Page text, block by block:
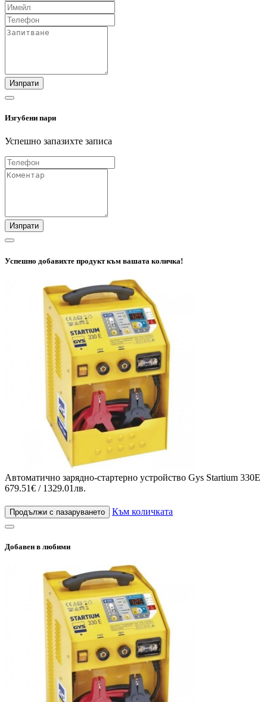
Изпрати
Изгубени пари
Успешно запазихте записа
Изпрати
Успешно добавихте продукт към вашата количка!
Автоматично зарядно-стартерно устройство Gys Startium 330E
679.51€ / 1329.01лв.
Продължи с пазаруването Към количката
Добавен в любими